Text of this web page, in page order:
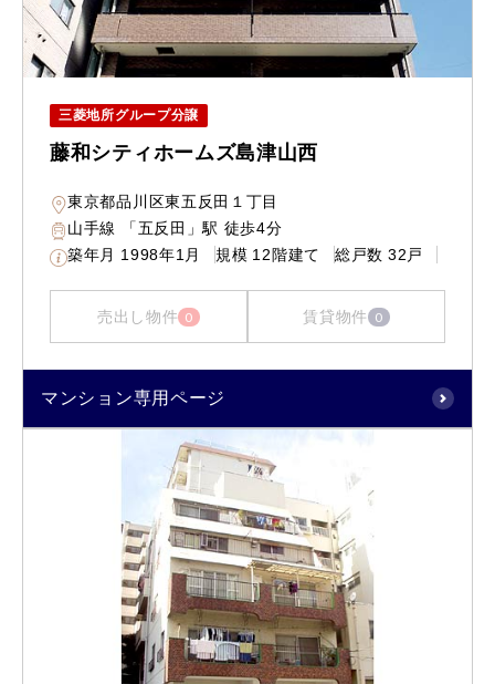
三菱地所グループ分譲
藤和シティホームズ島津山西
東京都品川区東五反田１丁目
山手線 「五反田」駅 徒歩4分
築年月 1998年1月 規模 12階建て 総戸数 32戸
売出し物件 0 賃貸物件 0
マンション専用ページ